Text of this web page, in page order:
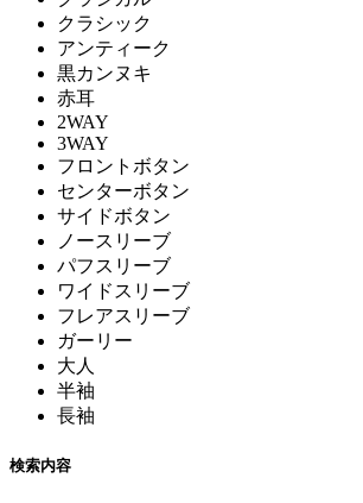
クラシック
アンティーク
黒カンヌキ
赤耳
2WAY
3WAY
フロントボタン
センターボタン
サイドボタン
ノースリーブ
パフスリーブ
ワイドスリーブ
フレアスリーブ
ガーリー
大人
半袖
長袖
検索内容